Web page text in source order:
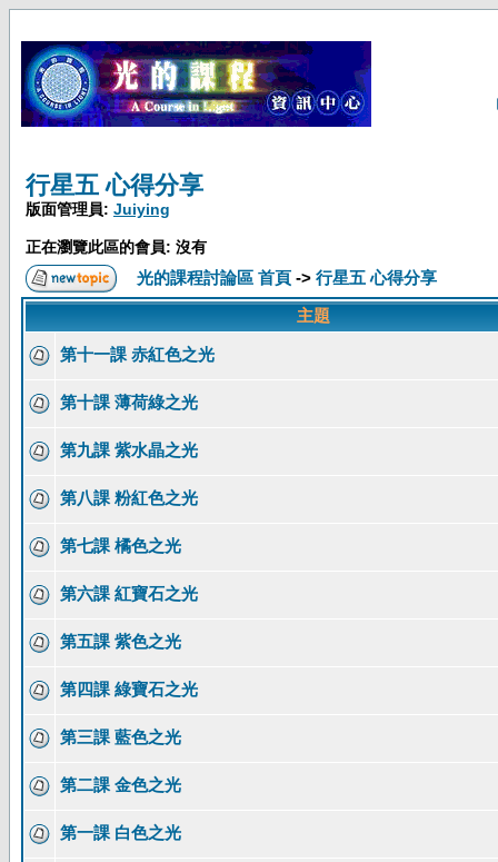
行星五 心得分享
版面管理員: Juiying
正在瀏覽此區的會員: 沒有
光的課程討論區 首頁 -> 行星五 心得分享
主題
第十一課 赤紅色之光
第十課 薄荷綠之光
第九課 紫水晶之光
第八課 粉紅色之光
第七課 橘色之光
第六課 紅寶石之光
第五課 紫色之光
第四課 綠寶石之光
第三課 藍色之光
第二課 金色之光
第一課 白色之光